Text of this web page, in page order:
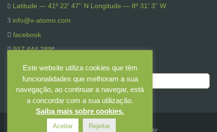
Latitude — 41º 22' 47'’ N Longitude — 8º 31' 3'' W
info@x-atomo.com
facebook
917 444 289*
Contacte-nos
© 2025 X-ATOMO - TODOS OS DIREITOS RESERVADOS. BY:
Este website utiliza cookies que têm
funcionalidades que melhoram a sua
navegação, ao continuar a navegar, está
a concordar com a sua utilização.
Saiba mais sobre cookies.
Aceitar Rejeitar